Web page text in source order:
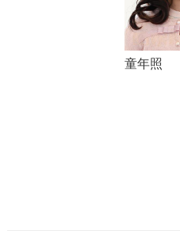
童年照